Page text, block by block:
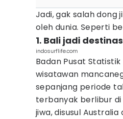
Jadi, gak salah dong
oleh dunia. Seperti
1. Bali jadi
indosurflife.com
Badan Pusat
wisatawan
sepanjang periode
terbanyak berlibur di
jiwa, disusul Australia